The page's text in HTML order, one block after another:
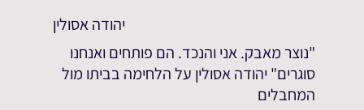
יהודה אסולין
"נוצר מאבק. אני והנכד. הם פותחים ואנחנו
סוגרים" יהודה אסולין על הלחימה בביתו מול
המחבלים